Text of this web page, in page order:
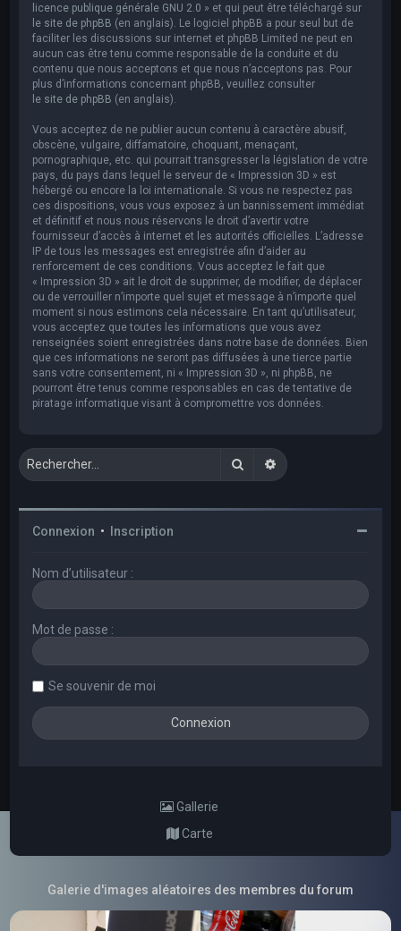
licence publique générale GNU 2.0 » et qui peut être téléchargé sur
le site de phpBB (en anglais). Le logiciel phpBB a pour seul but de
faciliter les discussions sur internet et phpBB Limited ne peut en
aucun cas être tenu comme responsable de la conduite et du
contenu que nous acceptons et que nous n’acceptons pas. Pour
plus d’informations concernant phpBB, veuillez consulter
le site de phpBB (en anglais).
Vous acceptez de ne publier aucun contenu à caractère abusif,
obscène, vulgaire, diffamatoire, choquant, menaçant,
pornographique, etc. qui pourrait transgresser la législation de votre
pays, du pays dans lequel le serveur de « Impression 3D » est
hébergé ou encore la loi internationale. Si vous ne respectez pas
ces dispositions, vous vous exposez à un bannissement immédiat
et définitif et nous nous réservons le droit d’avertir votre
fournisseur d’accès à internet et les autorités officielles. L’adresse
IP de tous les messages est enregistrée afin d’aider au
renforcement de ces conditions. Vous acceptez le fait que
« Impression 3D » ait le droit de supprimer, de modifier, de déplacer
ou de verrouiller n’importe quel sujet et message à n’importe quel
moment si nous estimons cela nécessaire. En tant qu’utilisateur,
vous acceptez que toutes les informations que vous avez
renseignées soient enregistrées dans notre base de données. Bien
que ces informations ne seront pas diffusées à une tierce partie
sans votre consentement, ni « Impression 3D », ni phpBB, ne
pourront être tenus comme responsables en cas de tentative de
piratage informatique visant à compromettre vos données.
RechercherRecherche avancée
Connexion • Inscription
Nom d’utilisateur :
Mot de passe :
Se souvenir de moi
Gallerie
Carte
Galerie d'images aléatoires des membres du forum